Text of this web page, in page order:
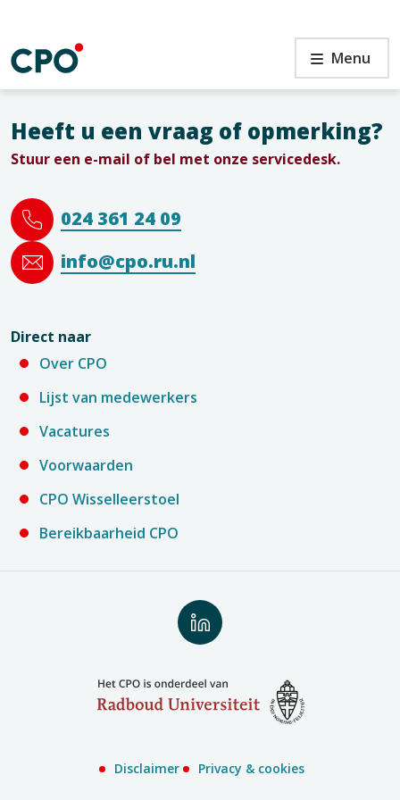
de
inhoud
Menu
Heeft u een vraag of opmerking?
Stuur een e-mail of bel met onze servicedesk.
024 361 24 09
info@cpo.ru.nl
Direct naar
Over CPO
Lijst van medewerkers
Vacatures
Voorwaarden
CPO Wisselleerstoel
Bereikbaarheid CPO
Volg
ons
LinkedIn
Disclaimer Privacy & cookies